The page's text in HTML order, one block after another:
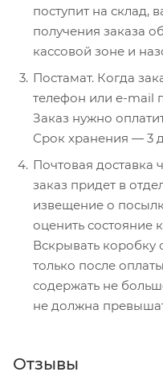
поступит на склад,
получения заказа
кассовой зоне и
Постамат. Когда
телефон или e-mail
Заказ нужно
Срок хранения — 3
Почтовая доставка
заказ придет в
извещение о
оценить состояние
Вскрывать коробку
только после
содержать не
не должна
Отзывы